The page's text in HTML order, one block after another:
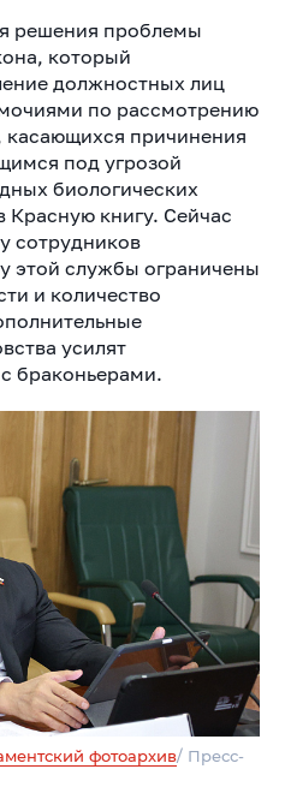
решения проблемы
который
должностных лиц
по рассмотрению
причинения
под угрозой
биологических
Красную книгу. Сейчас
сотрудников
этой службы ограничены
и количество
усилят
браконьерами.
фотоархив/ Пресс-